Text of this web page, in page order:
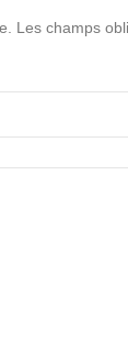
Les champs